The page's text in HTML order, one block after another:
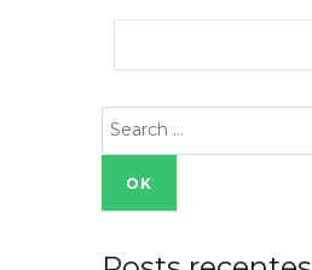
Search
for: